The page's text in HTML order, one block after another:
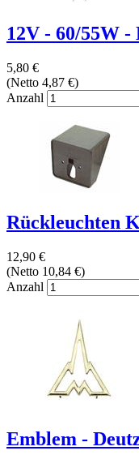
12V - 60/55W
5,80 €
(Netto 4,87 €)
Anzahl
Rückleuchten
12,90 €
(Netto 10,84 €)
Anzahl
Emblem -